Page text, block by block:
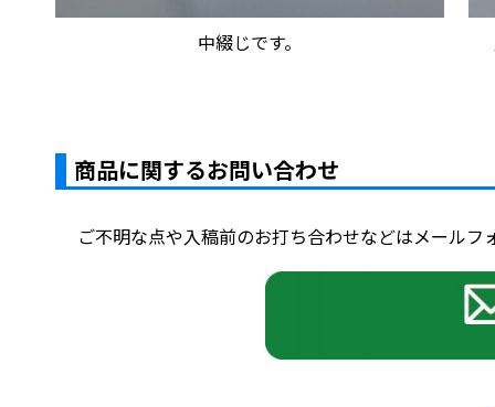
中綴じです。
商品に関するお問い合わせ
ご不明な点や入稿前のお打ち合わせなどはメールフ